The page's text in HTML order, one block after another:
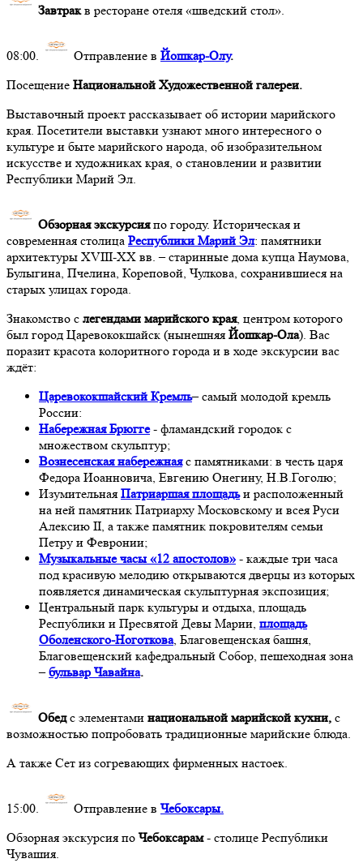
Завтракв ресторане отеля «шведский стол».
08:00. Отправление в Йошкар-Олу.
Посещение Национальной Художественной галереи.
Выставочный проект рассказывает об истории марийского
края. Посетители выставки узнают много интересного о
культуре и быте марийского народа, об изобразительном
искусстве и художниках края, о становлении и развитии
Республики Марий Эл.
Обзорная экскурсияпо городу. Историческая и
современная столица Республики Марий Эл: памятники
архитектуры XVIII-XX вв. – старинные дома купца Наумова,
Булыгина, Пчелина, Кореповой, Чулкова, сохранившиеся на
старых улицах города.
Знакомство с легендами марийского края, центром которого
был город Царевококшайск (нынешняя Йошкар-Ола). Вас
поразит красота колоритного города и в ходе экскурсии вас
ждёт:
Царевококшайский Кремль– самый молодой кремль
России:
Набережная Брюгге- фламандский городок с
множеством скульптур;
Вознесенскаянабережнаяс памятниками: в честь царя
Федора Иоанновича, Евгению Онегину, Н.В.Гоголю;
Изумительная Патриаршая площадьи расположенный
на ней памятник Патриарху Московскому и всея Руси
Алексию II, а также памятник покровителям семьи
Петру и Февронии;
Музыкальные часы «12 апостолов» - каждые три часа
под красивую мелодию открываются дверцы из которых
появляется динамическая скульптурная экспозиция;
Центральный парк культуры и отдыха, площадь
Республики и Пресвятой Девы Марии, площадь
Оболенского-Ноготкова, Благовещенская башня,
Благовещенский кафедральный Собор, пешеходная зона
–бульвар Чавайна.
Обедс элементами национальной марийской кухни, с
возможностью попробовать традиционные марийские блюда.
А также Сет из согревающих фирменных настоек.
15:00. Отправление в Чебоксары.
Обзорная экскурсия по Чебоксарам- столице Республики
Чувашия.